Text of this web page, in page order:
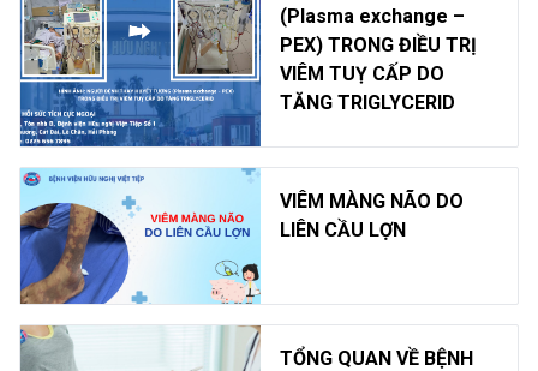
(Plasma exchange –
PEX) TRONG ĐIỀU TRỊ
VIÊM TUỴ CẤP DO
TĂNG TRIGLYCERID
VIÊM MÀNG NÃO DO
LIÊN CẦU LỢN
TỔNG QUAN VỀ BỆNH